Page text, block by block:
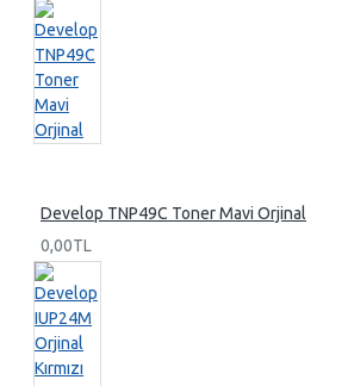
Develop TNP49C Toner Mavi Orjinal
0,00TL